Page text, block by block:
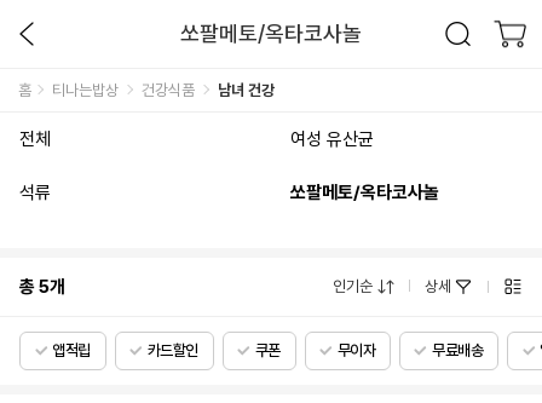
쏘팔메토/옥타코사놀
홈 티나는밥상 건강식품 남녀 건강
전체 여성 유산균
석류 쏘팔메토/옥타코사놀
총5개 인기순 상세
앱적립 카드할인 쿠폰 무이자 무료배송